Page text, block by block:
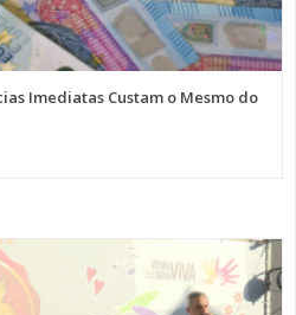
Imediatas Custam o Mesmo do